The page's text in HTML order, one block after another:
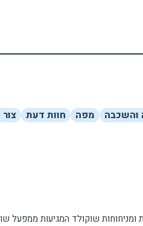
והשכבה מפה חוות דעת
שרינה שוקולד הינו מתחם אירוח ייחודי הפועל במושב עין ורד שבשרון. במקום תוכלו ליהנות